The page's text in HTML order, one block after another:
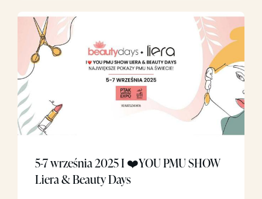
5-7 września 2025 I ❤️YOU PMU SHOW
Liera & Beauty Days